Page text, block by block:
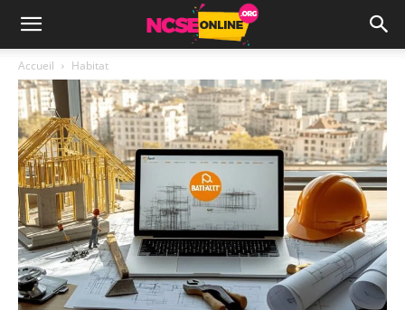
Accueil Habitat